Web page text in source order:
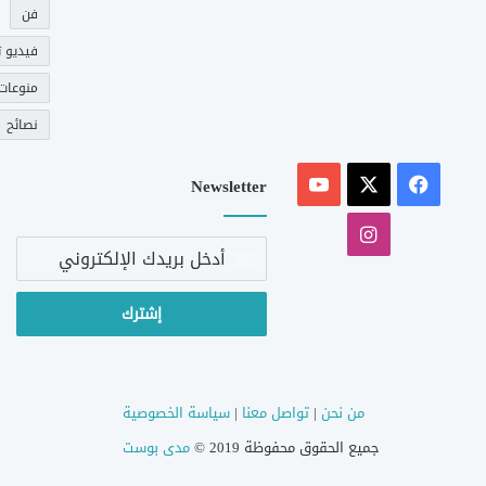
فن
فيديو
نصائح
فيسبوك
‫YouTube
انستقرام
Newsletter
أدخل
الإلكتروني
من نحن |تواصل معنا |سياسة الخصوصية
جميع الحقوق محفوظة 2019 ©
مدى بوست